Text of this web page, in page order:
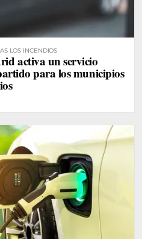
LOS INCENDIOS
activa un servicio
para los municipios